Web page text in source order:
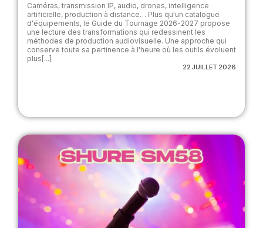
Caméras, transmission IP, audio, drones, intelligence
artificielle, production à distance… Plus qu'un catalogue
d'équipements, le Guide du Tournage 2026-2027 propose
une lecture des transformations qui redessinent les
méthodes de production audiovisuelle. Une approche qui
conserve toute sa pertinence à l'heure où les outils évoluent
plus[...]
22 JUILLET 2026